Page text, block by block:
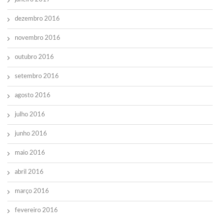
dezembro 2016
novembro 2016
outubro 2016
setembro 2016
agosto 2016
julho 2016
junho 2016
maio 2016
abril 2016
março 2016
fevereiro 2016